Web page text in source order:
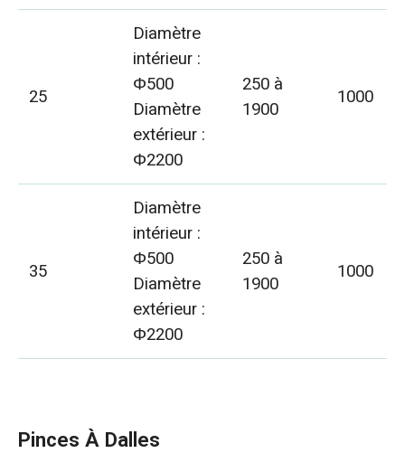
25
Diamètre
intérieur :
Φ500
Diamètre
extérieur :
Φ2200
250 à
1900
1000
35
Diamètre
intérieur :
Φ500
Diamètre
extérieur :
Φ2200
250 à
1900
1000
Pinces À Dalles